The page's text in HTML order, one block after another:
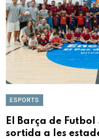
ESPORTS
El Barça de
sortida a les